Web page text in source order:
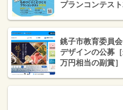
プランコンテス
ド］
銚子市教育委員
デザインの公募
万円相当の副賞］